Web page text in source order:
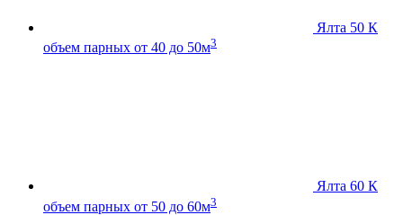
Ялта 50 К
объем парных от 40 до 50м3
Ялта 60 К
объем парных от 50 до 60м3